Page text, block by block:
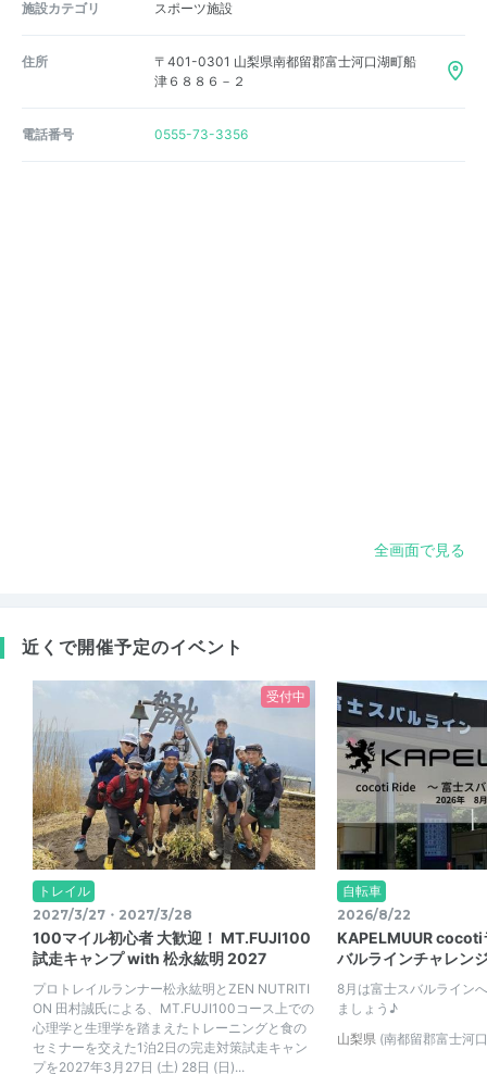
施設カテゴリ スポーツ施設
住所
〒401-0301 山梨県南都留郡富士河口湖町船
津６８８６－２
電話番号 0555-73-3356
全画面で見る
近くで開催予定のイベント
受付中
トレイル
2027/3/27・2027/3/28
100マイル初心者 大歓迎！ MT.FUJI100
試走キャンプ with 松永紘明 2027
プロトレイルランナー松永紘明とZEN NUTRITI
ON 田村誠氏による、MT.FUJI100コース上での
心理学と生理学を踏まえたトレーニングと食の
セミナーを交えた1泊2日の完走対策試走キャン
プを2027年3月27日 (土) 28日 (日)...
自転車
2026/8/22
KAPELMUUR
バルラインチャレン
8月は富士スバルライン
ましょう♪
山梨県 (南都留郡富士河